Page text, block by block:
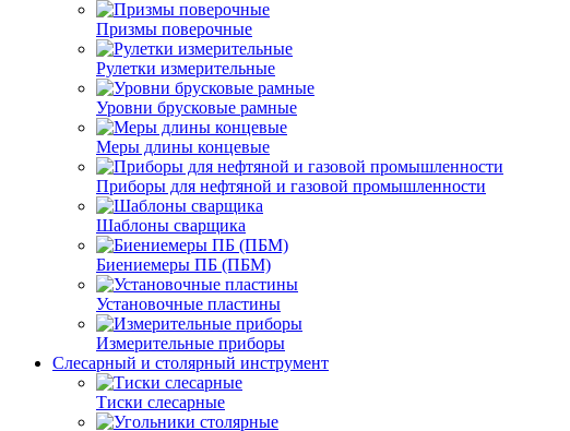
Призмы поверочные
Рулетки измерительные
Уровни брусковые рамные
Меры длины концевые
Приборы для нефтяной и газовой промышленности
Шаблоны сварщика
Биениемеры ПБ (ПБМ)
Установочные пластины
Измерительные приборы
Слесарный и столярный инструмент
Тиски слесарные